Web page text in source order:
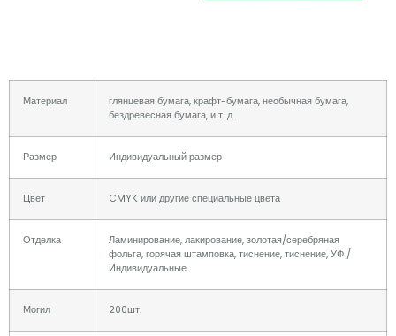
Материал
глянцевая бумага, крафт-бумага, необычная бумага,
бездревесная бумага, и т. д..
Размер Индивидуальный размер
Цвет CMYK или другие специальные цвета
Отделка
Ламинирование, лакирование, золотая/серебряная
фольга, горячая штамповка, тиснение, тиснение, УФ /
Индивидуальные
Могил 200шт.